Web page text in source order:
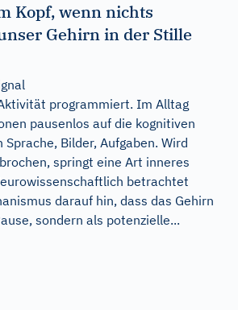
Kopf, wenn nichts
Gehirn in der Stille
programmiert. Im Alltag
pausenlos auf die kognitiven
Bilder, Aufgaben. Wird
springt eine Art inneres
betrachtet
darauf hin, dass das Gehirn
sondern als potenzielle...